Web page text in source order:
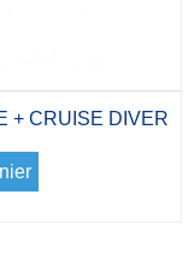
+ CRUISE DIVER